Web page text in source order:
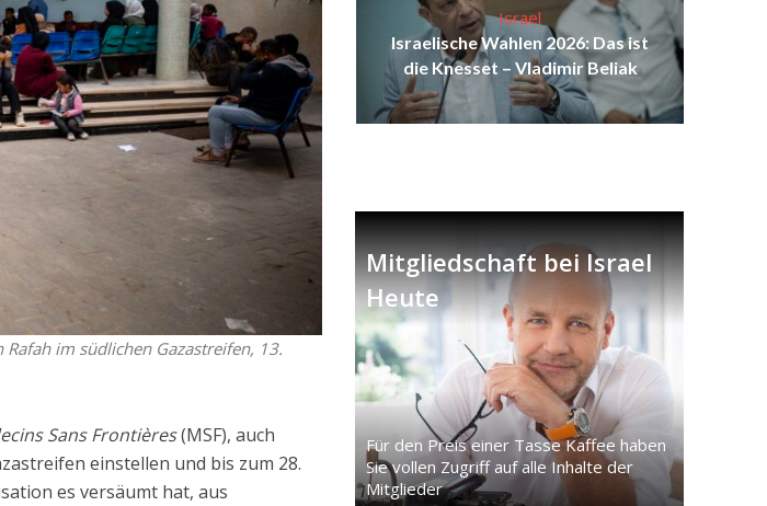
im südlichen Gazastreifen, 13.
Sans Frontières(MSF), auch
einstellen und bis zum 28.
es versäumt hat, aus
Israel
Neue Studie: Auswanderung aus
Israel erreicht Rekordniveau
Israel
Israelische Wahlen 2026: Das ist
die Knesset – Vladimir Beliak
Mitgliedschaft bei Israel
Heute
Für den Preis einer Tasse Kaffee haben
Sie vollen Zugriff auf alle Inhalte der
Mitglieder